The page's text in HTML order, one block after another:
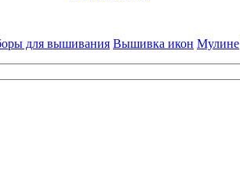
для вышивания Вышивка икон Мулине